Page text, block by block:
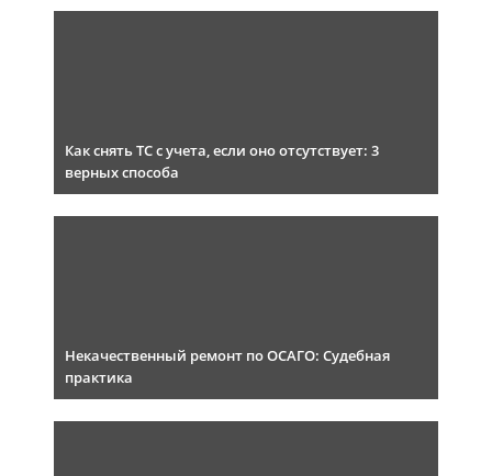
Как снять ТС с учета, если оно отсутствует: 3
верных способа
Некачественный ремонт по ОСАГО: Судебная
практика